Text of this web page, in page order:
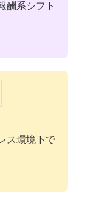
酬系シフト
ス環境下で